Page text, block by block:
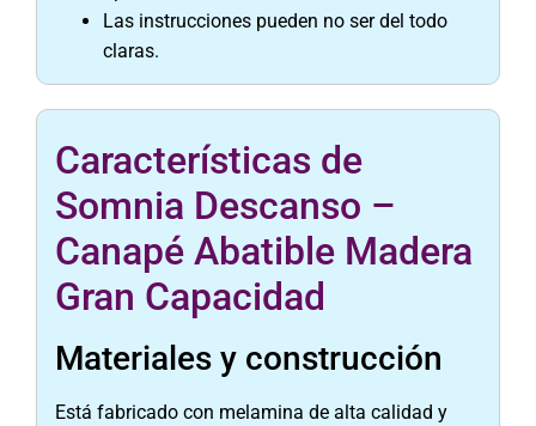
Las instrucciones pueden no ser del todo
claras.
Características de
Somnia Descanso –
Canapé Abatible Madera
Gran Capacidad
Materiales y construcción
Está fabricado con melamina de alta calidad y